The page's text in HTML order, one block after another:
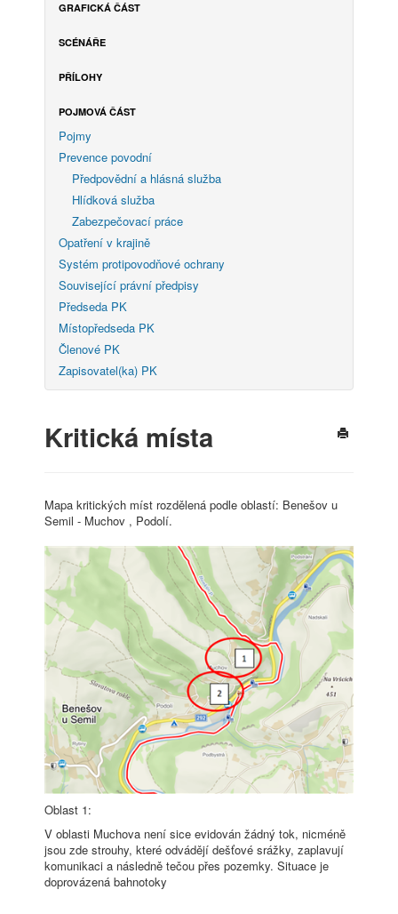
GRAFICKÁ ČÁST
SCÉNÁŘE
PŘÍLOHY
POJMOVÁ ČÁST
Pojmy
Prevence povodní
Předpovědní a hlásná služba
Hlídková služba
Zabezpečovací práce
Opatření v krajině
Systém protipovodňové ochrany
Související právní předpisy
Předseda PK
Místopředseda PK
Členové PK
Zapisovatel(ka) PK
Kritická místa
Mapa kritických míst rozdělená podle oblastí: Benešov u
Semil - Muchov , Podolí.
Oblast 1:
V oblasti Muchova není sice evidován žádný tok, nicméně
jsou zde strouhy, které odvádějí dešťové srážky, zaplavují
komunikaci a následně tečou přes pozemky. Situace je
doprovázená bahnotoky